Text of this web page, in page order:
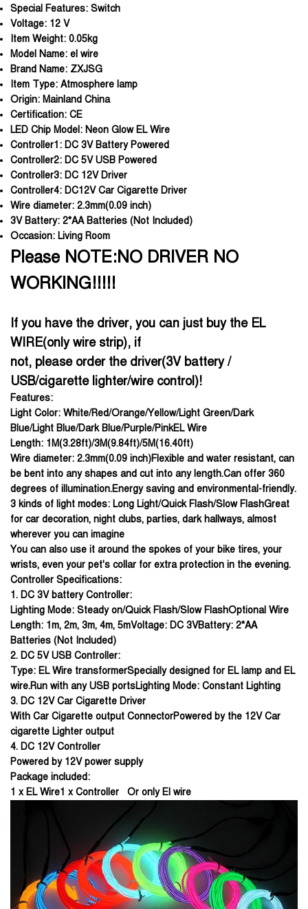
Special Features: Switch
Voltage: 12 V
Item Weight: 0.05kg
Model Name: el wire
Brand Name: ZXJSG
Item Type: Atmosphere lamp
Origin: Mainland China
Certification: CE
LED Chip Model: Neon Glow EL Wire
Controller1: DC 3V Battery Powered
Controller2: DC 5V USB Powered
Controller3: DC 12V Driver
Controller4: DC12V Car Cigarette Driver
Wire diameter: 2.3mm(0.09 inch)
3V Battery: 2*AA Batteries (Not Included)
Occasion: Living Room
Please NOTE:NO DRIVER NO
WORKING!!!!!
If you have the driver, you can just buy the EL
WIRE(only wire strip), if
not, please order the driver(3V battery /
USB/cigarette lighter/wire control)!
Features:
Light Color: White/Red/Orange/Yellow/Light Green/Dark
Blue/Light Blue/Dark Blue/Purple/PinkEL Wire
Length: 1M(3.28ft)/3M(9.84ft)/5M(16.40ft)
Wire diameter: 2.3mm(0.09 inch)Flexible and water resistant, can
be bent into any shapes and cut into any length.Can offer 360
degrees of illumination.Energy saving and environmental-friendly.
3 kinds of light modes: Long Light/Quick Flash/Slow FlashGreat
for car decoration, night clubs, parties, dark hallways, almost
wherever you can imagine
You can also use it around the spokes of your bike tires, your
wrists, even your pet's collar for extra protection in the evening.
Controller Specifications:
1. DC 3V battery Controller:
Lighting Mode: Steady on/Quick Flash/Slow FlashOptional Wire
Length: 1m, 2m, 3m, 4m, 5mVoltage: DC 3VBattery: 2*AA
Batteries (Not Included)
2. DC 5V USB Controller:
Type: EL Wire transformerSpecially designed for EL lamp and EL
wire.Run with any USB portsLighting Mode: Constant Lighting
3. DC 12V Car Cigarette Driver
With Car Cigarette output ConnectorPowered by the 12V Car
cigarette Lighter output
4. DC 12V Controller
Powered by 12V power supply
Package included:
1 x EL Wire1 x Controller Or only El wire